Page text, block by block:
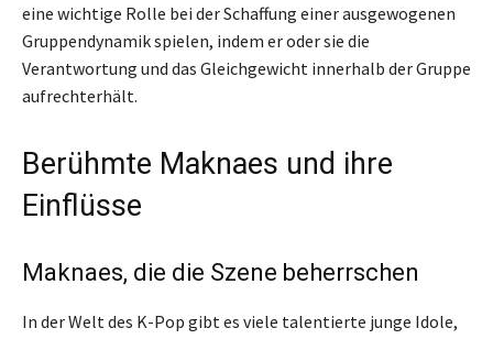
eine wichtige Rolle bei der Schaffung einer ausgewogenen
Gruppendynamik spielen, indem er oder sie die
Verantwortung und das Gleichgewicht innerhalb der Gruppe
aufrechterhält.
Berühmte Maknaes und ihre
Einflüsse
Maknaes, die die Szene beherrschen
In der Welt des K-Pop gibt es viele talentierte junge Idole,